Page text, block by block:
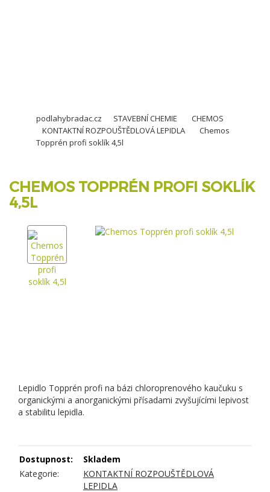
podlahybradac.cz STAVEBNÍ CHEMIE
CHEMOS
KONTAKTNÍ ROZPOUŠTĚDLOVÁ LEPIDLA
Chemos
Topprén profi soklík 4,5l
CHEMOS TOPPRÉN PROFI SOKLÍK
4,5L
Lepidlo Topprén profi na bázi chloroprenového kaučuku s
organickými a anorganickými přísadami zvyšujícími lepivost
a stabilitu lepidla.
Dostupnost:
Skladem
Kategorie:
KONTAKTNÍ ROZPOUŠTĚDLOVÁ
LEPIDLA